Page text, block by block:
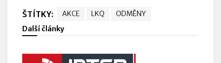
ŠTÍTKY: AKCE LKQ
ODMĚNY
Další články